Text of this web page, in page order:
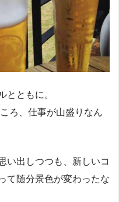
とともに。
ろ、仕事が山盛りなん
い出しつつも、新しいコ
て随分景色が変わったな